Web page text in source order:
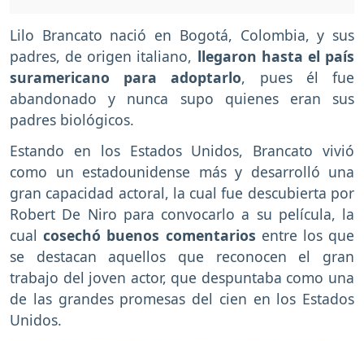
Lilo Brancato nació en Bogotá, Colombia, y sus
padres, de origen italiano, llegaron hasta el país
suramericano para adoptarlo, pues él fue
abandonado y nunca supo quienes eran sus
padres biológicos.
Estando en los Estados Unidos, Brancato vivió
como un estadounidense más y desarrolló una
gran capacidad actoral, la cual fue descubierta por
Robert De Niro para convocarlo a su película, la
cualcosechó buenos comentarios entre los que
se destacan aquellos que reconocen el gran
trabajo del joven actor, que despuntaba como una
de las grandes promesas del cien en los Estados
Unidos.